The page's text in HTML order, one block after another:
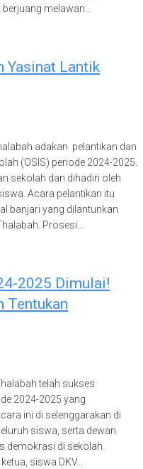
melawan...
Yasinat Lantik
adakan pelantikan dan
(OSIS) periode 2024-2025.
sekolah dan dihadiri oleh
Acara pelantikan itu
banjari yang dilantunkan
Prosesi...
2025 Dimulai!
Tentukan
telah sukses
2024-2025 yang
ini di selenggarakan di
siswa, serta dewan
demokrasi di sekolah.
siswa DKV...